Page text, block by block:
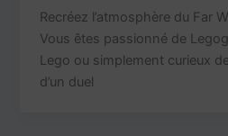
Recréez l’atmosphère du Far
Vous êtes passionné de
Lego ou simplement curieux
d’un duel